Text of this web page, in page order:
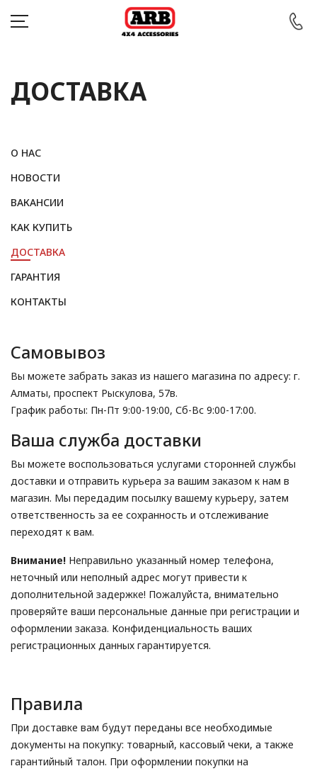
АВТОМОБИЛИ
АКЦИИ
БЛОГ
КОНТАКТЫ
Выбор языка
Выбор валюты
ДОСТАВКА
О НАС
НОВОСТИ
ВАКАНСИИ
КАК КУПИТЬ
ДОСТАВКА
ГАРАНТИЯ
КОНТАКТЫ
Самовывоз
Вы можете забрать заказ из нашего магазина по адресу: г.
Алматы, проспект Рыскулова, 57в.
График работы: Пн-Пт 9:00-19:00, Сб-Вс 9:00-17:00.
Ваша служба доставки
Вы можете воспользоваться услугами сторонней службы
доставки и отправить курьера за вашим заказом к нам в
магазин. Мы передадим посылку вашему курьеру, затем
ответственность за ее сохранность и отслеживание
переходят к вам.
Внимание! Неправильно указанный номер телефона,
неточный или неполный адрес могут привести к
дополнительной задержке! Пожалуйста, внимательно
проверяйте ваши персональные данные при регистрации и
оформлении заказа. Конфиденциальность ваших
регистрационных данных гарантируется.
Правила
При доставке вам будут переданы все необходимые
документы на покупку: товарный, кассовый чеки, а также
гарантийный талон. При оформлении покупки на